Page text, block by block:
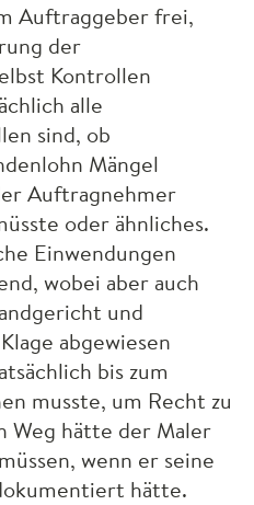
Auftraggeber frei,
der
Kontrollen
alle
sind, ob
Mängel
Auftragnehmer
oder ähnliches.
Einwendungen
wobei aber auch
und
abgewiesen
bis zum
musste, um Recht zu
Weg hätte der Maler
wenn er seine
hätte.